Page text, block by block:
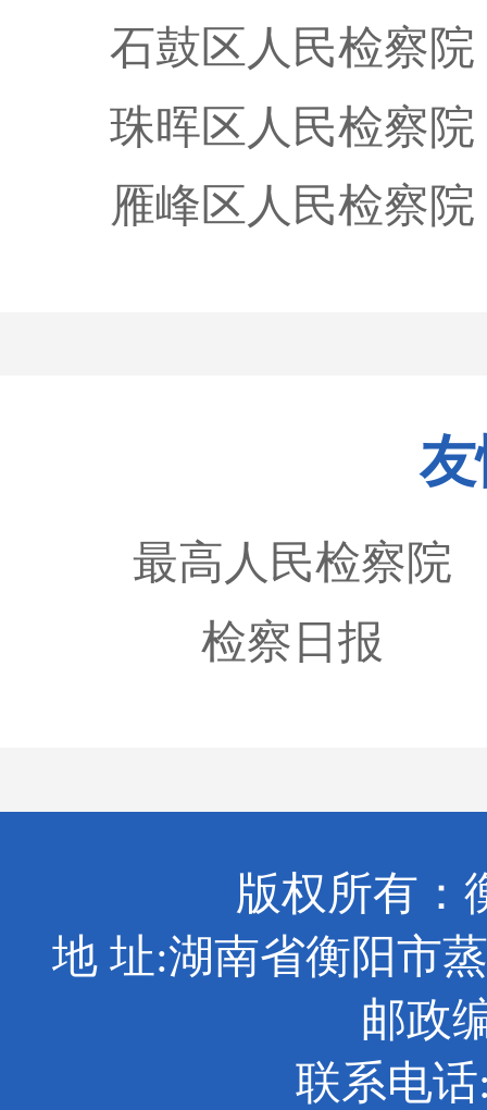
石鼓区人民检察院
珠晖区人民检察院
雁峰区人民检察院
最高人民检察院
检察日报
版权所有：
地 址:湖南省衡阳市
邮政
联系电话